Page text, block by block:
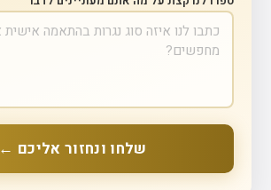
שלחו ונחזור אליכם ←